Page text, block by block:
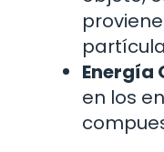
Energía
en los